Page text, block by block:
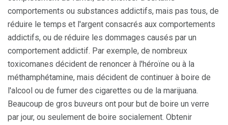
comportements ou substances addictifs, mais pas tous, de
réduire le temps et l'argent consacrés aux comportements
addictifs, ou de réduire les dommages causés par un
comportement addictif. Par exemple, de nombreux
toxicomanes décident de renoncer à l'héroïne ou à la
méthamphétamine, mais décident de continuer à boire de
l'alcool ou de fumer des cigarettes ou de la marijuana.
Beaucoup de gros buveurs ont pour but de boire un verre
par jour, ou seulement de boire socialement. Obtenir